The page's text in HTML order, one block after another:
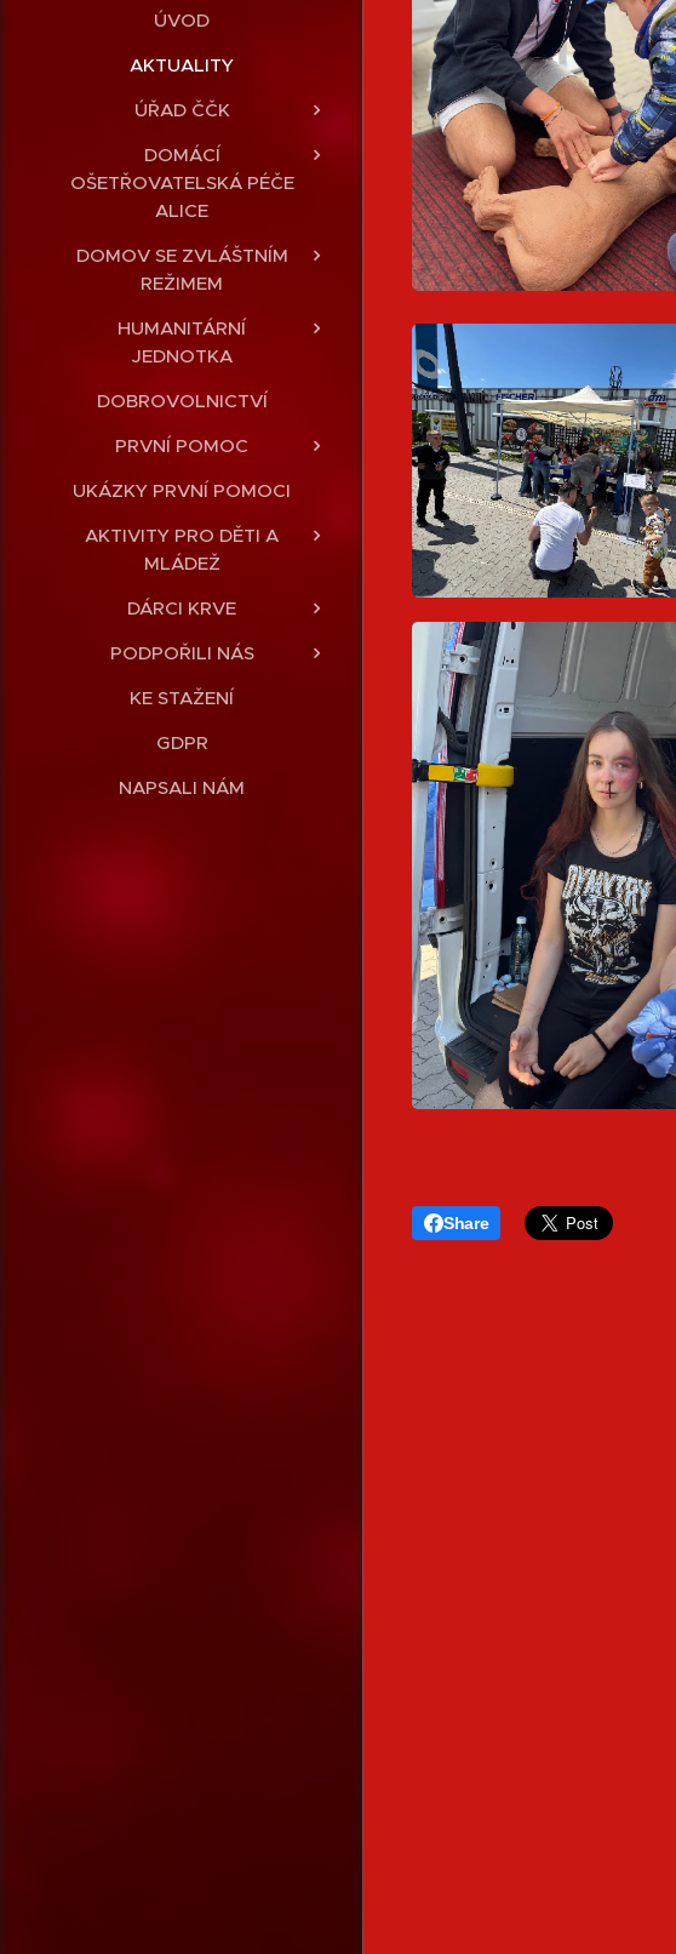
ÚVOD
AKTUALITY
ÚŘAD ČČK
DOMÁCÍ
OŠETŘOVATELSKÁ PÉČE
ALICE
DOMOV SE ZVLÁŠTNÍM
REŽIMEM
HUMANITÁRNÍ
JEDNOTKA
DOBROVOLNICTVÍ
PRVNÍ POMOC
UKÁZKY PRVNÍ POMOCI
AKTIVITY PRO DĚTI A
MLÁDEŽ
DÁRCI KRVE
PODPOŘILI NÁS
KE STAŽENÍ
GDPR
NAPSALI NÁM
Share